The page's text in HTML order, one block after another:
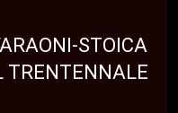
STOICA
TRENTENNALE